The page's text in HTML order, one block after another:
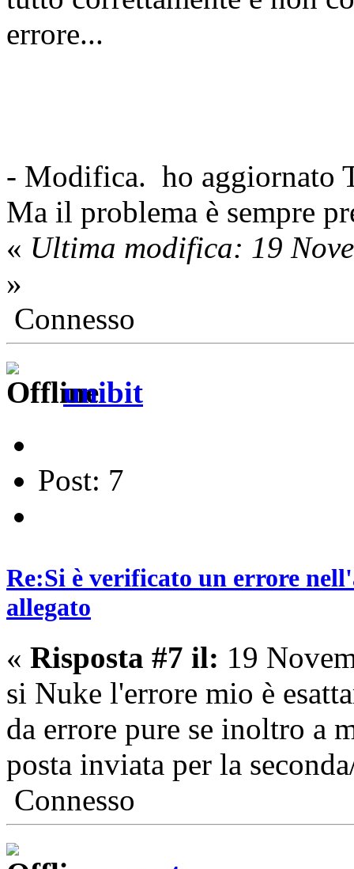
errore...
- Modifica. ho aggiornato
Ma il problema è sempre
« Ultima modifica: 19
»
Connesso
unibit
Post: 7
Re:Si è verificato un errore
allegato
« Risposta #7 il: 19
si Nuke l'errore mio è
da errore pure se inoltro a
posta inviata per la
Connesso